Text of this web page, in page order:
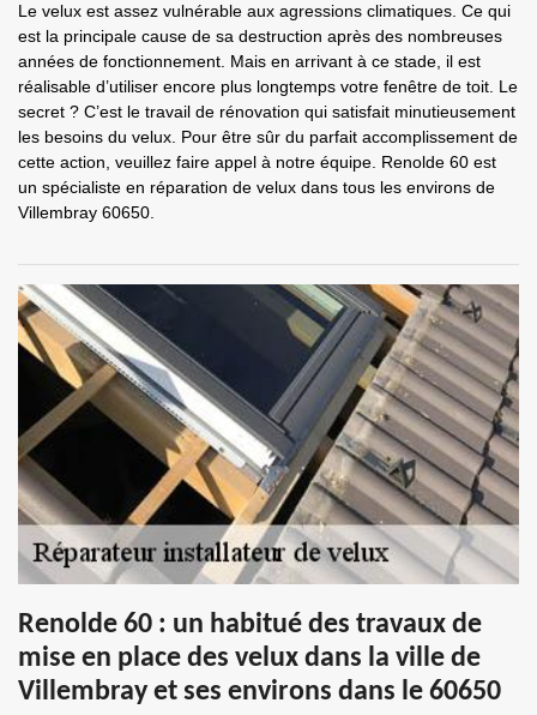
Le velux est assez vulnérable aux agressions climatiques. Ce qui
est la principale cause de sa destruction après des nombreuses
années de fonctionnement. Mais en arrivant à ce stade, il est
réalisable d’utiliser encore plus longtemps votre fenêtre de toit. Le
secret ? C’est le travail de rénovation qui satisfait minutieusement
les besoins du velux. Pour être sûr du parfait accomplissement de
cette action, veuillez faire appel à notre équipe. Renolde 60 est
un spécialiste en réparation de velux dans tous les environs de
Villembray 60650.
Renolde 60 : un habitué des travaux de
mise en place des velux dans la ville de
Villembray et ses environs dans le 60650